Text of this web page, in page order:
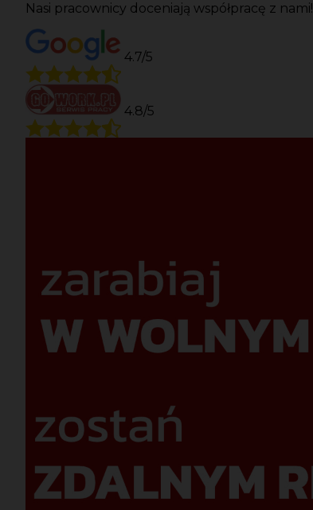
Nasi pracownicy doceniają współpracę z nami!
4.7/5
4.8/5